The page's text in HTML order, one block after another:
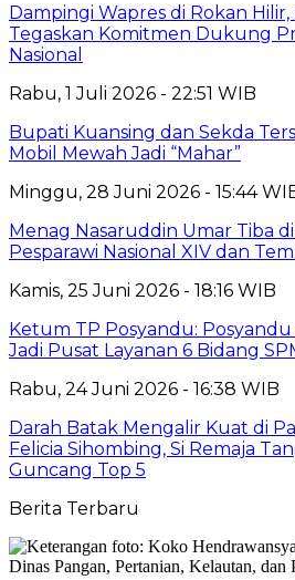
Dampingi Wapres di Rokan
Tegaskan Komitmen Dukung
Nasional
Rabu, 1 Juli 2026 - 22:51 WIB
Bupati Kuansing dan Sekda
Mobil Mewah Jadi “Mahar”
Minggu, 28 Juni 2026 - 15:44
Menag Nasaruddin Umar Tiba
Pesparawi Nasional XIV dan
Kamis, 25 Juni 2026 - 18:16 WIB
Ketum TP Posyandu: Posyandu
Jadi Pusat Layanan 6 Bidang
Rabu, 24 Juni 2026 - 16:38 WIB
Darah Batak Mengalir Kuat di
Felicia Sihombing, Si Remaja
Guncang Top 5
Berita Terbaru